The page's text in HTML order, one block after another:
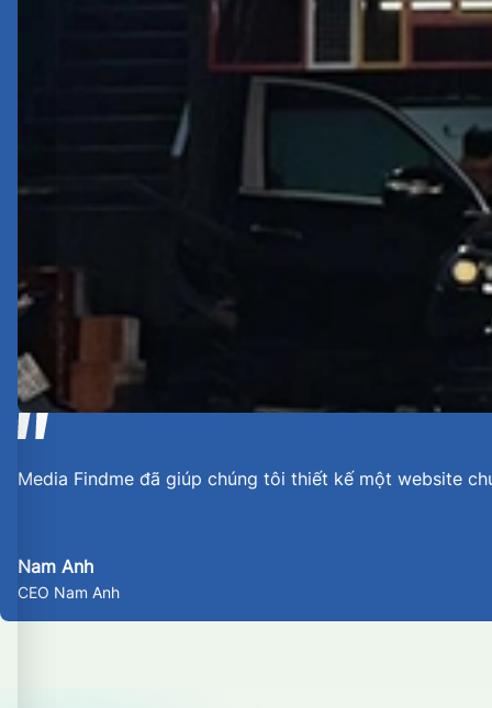
Media Findme đã giúp chúng tôi thiết kế một website
Nam Anh
CEO Nam Anh